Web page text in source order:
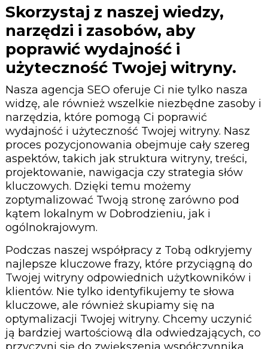
Skorzystaj z naszej wiedzy,
narzędzi i zasobów, aby
poprawić wydajność i
użyteczność Twojej witryny.
Nasza agencja SEO oferuje Ci nie tylko nasza
widzę, ale również wszelkie niezbędne zasoby i
narzędzia, które pomogą Ci poprawić
wydajność i użyteczność Twojej witryny. Nasz
proces pozycjonowania obejmuje cały szereg
aspektów, takich jak struktura witryny, treści,
projektowanie, nawigacja czy strategia słów
kluczowych. Dzięki temu możemy
zoptymalizować Twoją stronę zarówno pod
kątem lokalnym w Dobrodzieniu, jak i
ogólnokrajowym.
Podczas naszej współpracy z Tobą odkryjemy
najlepsze kluczowe frazy, które przyciągną do
Twojej witryny odpowiednich użytkowników i
klientów. Nie tylko identyfikujemy te słowa
kluczowe, ale również skupiamy się na
optymalizacji Twojej witryny. Chcemy uczynić
ją bardziej wartościową dla odwiedzających, co
przyczyni się do zwiększenia współczynnika